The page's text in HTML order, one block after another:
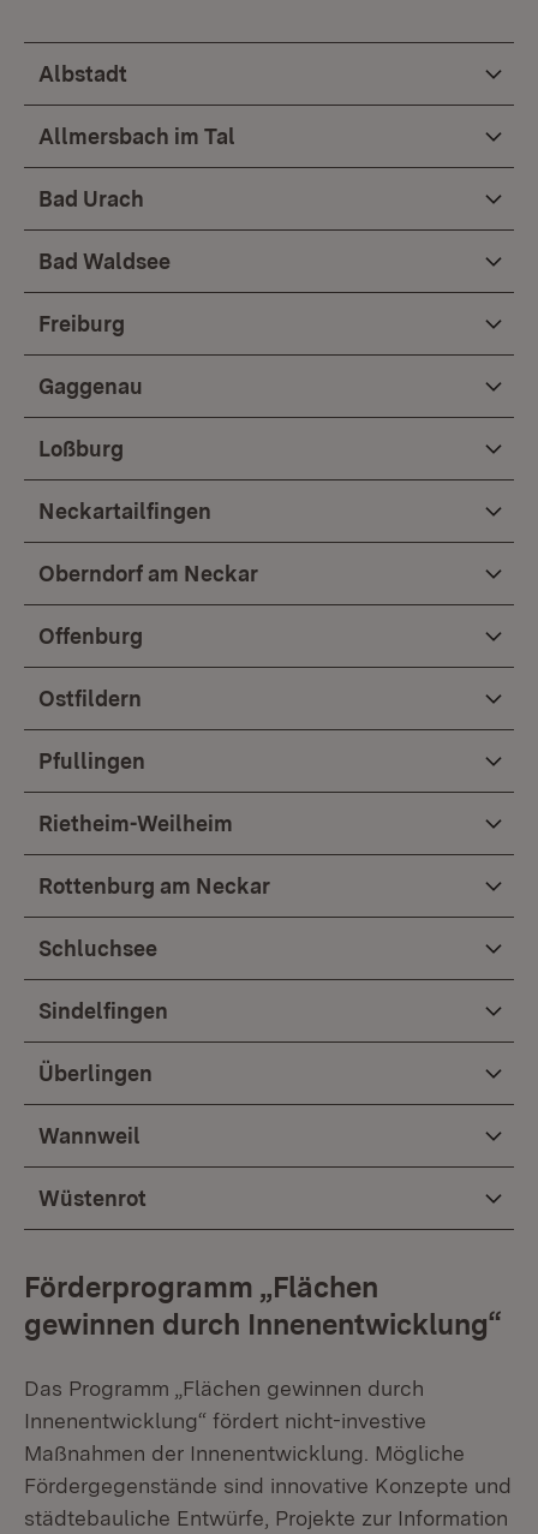
Albstadt
Allmersbach im Tal
Bad Urach
Bad Waldsee
Freiburg
Gaggenau
Loßburg
Neckartailfingen
Oberndorf am Neckar
Offenburg
Ostfildern
Pfullingen
Rietheim-Weilheim
Rottenburg am Neckar
Schluchsee
Sindelfingen
Überlingen
Wannweil
Wüstenrot
Förderprogramm „Flächen
gewinnen durch Innenentwicklung“
Das Programm „Flächen gewinnen durch
Innenentwicklung“ fördert nicht-investive
Maßnahmen der Innenentwicklung. Mögliche
Fördergegenstände sind innovative Konzepte und
städtebauliche Entwürfe, Projekte zur Information